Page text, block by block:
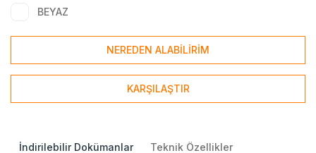
BEYAZ
NEREDEN ALABİLİRİM
KARŞILAŞTIR
İndirilebilir Dokümanlar Teknik Özellikler